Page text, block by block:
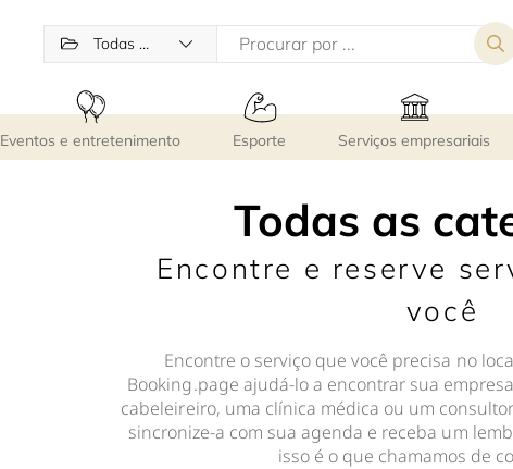
Todas as categorias
Eventos e entretenimento Esporte Serviços empresariais
Todas as
Encontre e reserve
você
Encontre o serviço que você precisa no
Booking.page ajudá-lo a encontrar sua
cabeleireiro, uma clínica médica ou um
sincronize-a com sua agenda e receba um
isso é o que chamamos de